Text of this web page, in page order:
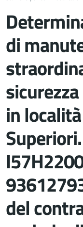
di
in
del